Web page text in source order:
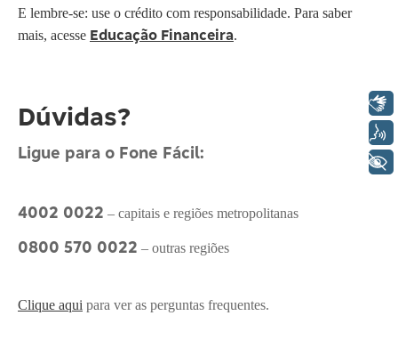
E lembre-se: use o crédito com responsabilidade. Para saber
mais, acesse Educação Financeira.
Dúvidas?
Ligue para o Fone Fácil:
4002 0022 – capitais e regiões metropolitanas
0800 570 0022 – outras regiões
Clique aqui para ver as perguntas frequentes.